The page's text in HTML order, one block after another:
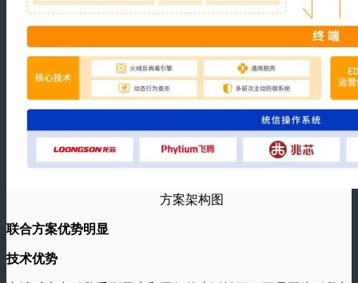
方案架构图
联合方案优势明显
技术优势